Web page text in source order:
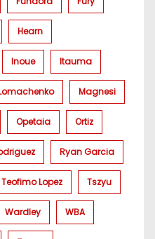
Hearn
Inoue Itauma
Magnesi
Opetaia Ortiz
Ryan Garcia
Teofimo Lopez Tszyu
Wardley WBA